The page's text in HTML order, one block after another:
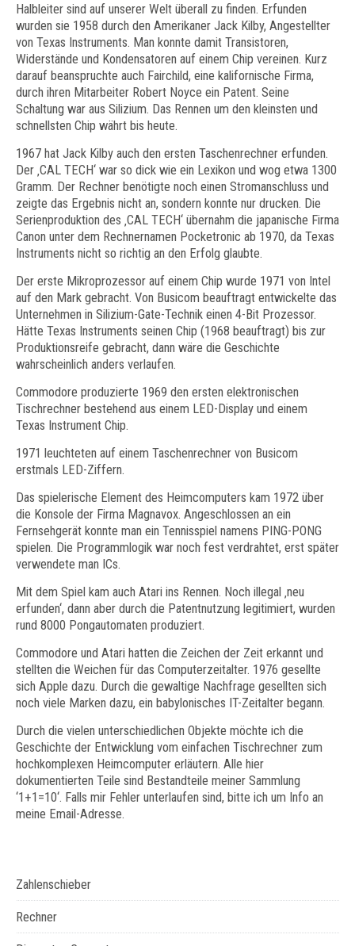
Halbleiter sind auf unserer Welt überall zu finden. Erfunden
wurden sie 1958 durch den Amerikaner Jack Kilby, Angestellter
von Texas Instruments. Man konnte damit Transistoren,
Widerstände und Kondensatoren auf einem Chip vereinen. Kurz
darauf beanspruchte auch Fairchild, eine kalifornische Firma,
durch ihren Mitarbeiter Robert Noyce ein Patent. Seine
Schaltung war aus Silizium. Das Rennen um den kleinsten und
schnellsten Chip währt bis heute.
1967 hat Jack Kilby auch den ersten Taschenrechner erfunden.
Der ‚CAL TECH‘ war so dick wie ein Lexikon und wog etwa 1300
Gramm. Der Rechner benötigte noch einen Stromanschluss und
zeigte das Ergebnis nicht an, sondern konnte nur drucken. Die
Serienproduktion des ‚CAL TECH‘ übernahm die japanische Firma
Canon unter dem Rechnernamen Pocketronic ab 1970, da Texas
Instruments nicht so richtig an den Erfolg glaubte.
Der erste Mikroprozessor auf einem Chip wurde 1971 von Intel
auf den Mark gebracht. Von Busicom beauftragt entwickelte das
Unternehmen in Silizium-Gate-Technik einen 4-Bit Prozessor.
Hätte Texas Instruments seinen Chip (1968 beauftragt) bis zur
Produktionsreife gebracht, dann wäre die Geschichte
wahrscheinlich anders verlaufen.
Commodore produzierte 1969 den ersten elektronischen
Tischrechner bestehend aus einem LED-Display und einem
Texas Instrument Chip.
1971 leuchteten auf einem Taschenrechner von Busicom
erstmals LED-Ziffern.
Das spielerische Element des Heimcomputers kam 1972 über
die Konsole der Firma Magnavox. Angeschlossen an ein
Fernsehgerät konnte man ein Tennisspiel namens PING-PONG
spielen. Die Programmlogik war noch fest verdrahtet, erst später
verwendete man ICs.
Mit dem Spiel kam auch Atari ins Rennen. Noch illegal ‚neu
erfunden‘, dann aber durch die Patentnutzung legitimiert, wurden
rund 8000 Pongautomaten produziert.
Commodore und Atari hatten die Zeichen der Zeit erkannt und
stellten die Weichen für das Computerzeitalter. 1976 gesellte
sich Apple dazu. Durch die gewaltige Nachfrage gesellten sich
noch viele Marken dazu, ein babylonisches IT-Zeitalter begann.
Durch die vielen unterschiedlichen Objekte möchte ich die
Geschichte der Entwicklung vom einfachen Tischrechner zum
hochkomplexen Heimcomputer erläutern. Alle hier
dokumentierten Teile sind Bestandteile meiner Sammlung
‘1+1=10‘. Falls mir Fehler unterlaufen sind, bitte ich um Info an
meine Email-Adresse.
Zahlenschieber
Rechner